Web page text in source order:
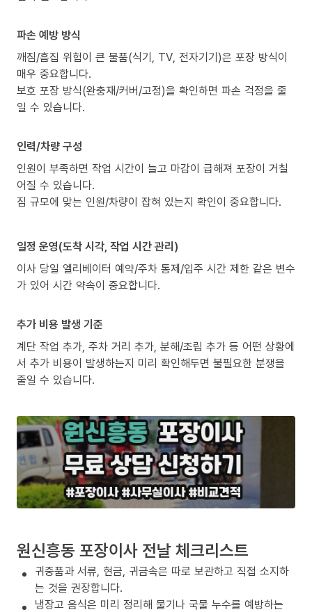
파손 예방 방식
깨짐/흠집 위험이 큰 물품(식기, TV, 전자기기)은 포장 방식이
매우 중요합니다.
보호 포장 방식(완충재/커버/고정)을 확인하면 파손 걱정을 줄
일 수 있습니다.
인력/차량 구성
인원이 부족하면 작업 시간이 늘고 마감이 급해져 포장이 거칠
어질 수 있습니다.
짐 규모에 맞는 인원/차량이 잡혀 있는지 확인이 중요합니다.
일정 운영(도착 시각, 작업 시간 관리)
이사 당일 엘리베이터 예약/주차 통제/입주 시간 제한 같은 변수
가 있어 시간 약속이 중요합니다.
추가 비용 발생 기준
계단 작업 추가, 주차 거리 추가, 분해/조립 추가 등 어떤 상황에
서 추가 비용이 발생하는지 미리 확인해두면 불필요한 분쟁을
줄일 수 있습니다.
원신흥동 포장이사 전날 체크리스트
귀중품과 서류, 현금, 귀금속은 따로 보관하고 직접 소지하
는 것을 권장합니다.
냉장고 음식은 미리 정리해 물기나 국물 누수를 예방하는